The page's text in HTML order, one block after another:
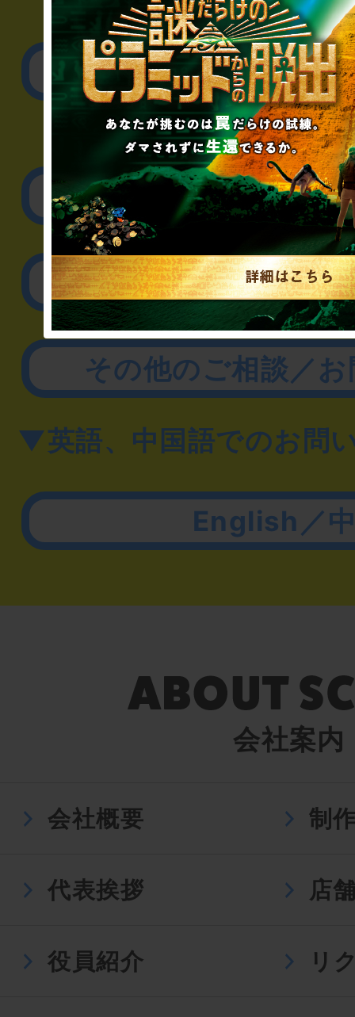
▼一般のお客様
公演内容、チケット
▼企業／法人の方
リアル脱出ゲーム制作
取材に関するお
その他のご相談／
▼英語、中国語でのお問
English／
会社案内
会社概要 制
代表挨拶 店
役員紹介 リ